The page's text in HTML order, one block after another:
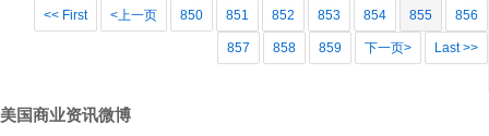
<< First <上一页 850 851 852 853 854 855 856
857 858 859 下一页> Last >>
美国商业资讯微博